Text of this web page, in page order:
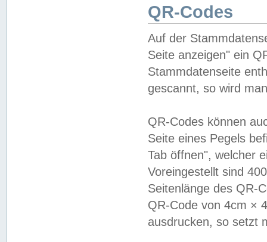
QR-Codes
Auf der
Seite anzeigen" ein
Stammdatenseite
gescannt, so wird
QR-Codes können
Seite eines Pegels
Tab öffnen", welcher
Voreingestellt sind
Seitenlänge des QR-
QR-Code von 4cm ×
ausdrucken, so setzt